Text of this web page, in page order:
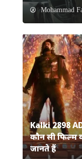
Mohammad
Kalki 2898
कौन सी
जानते हैं